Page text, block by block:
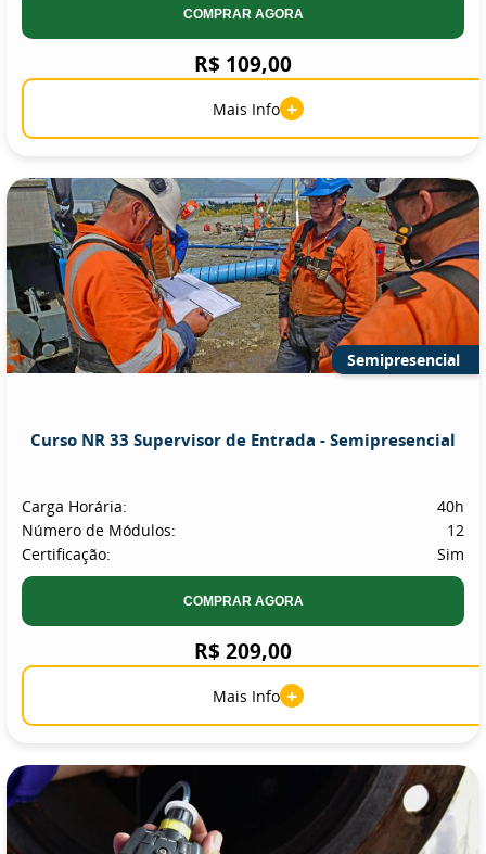
COMPRAR AGORA
R$ 109,00
Mais Info +
Semipresencial
Curso NR 33 Supervisor de Entrada - Semipresencial
Carga Horária:
40h
Número de Módulos:
12
Certificação:
Sim
COMPRAR AGORA
R$ 209,00
Mais Info +